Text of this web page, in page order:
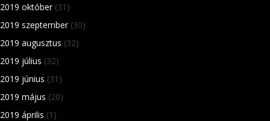
2019 október(31)
2019 szeptember(30)
2019 augusztus (32)
2019 július (32)
2019 június (31)
2019 május (20)
2019 április (1)